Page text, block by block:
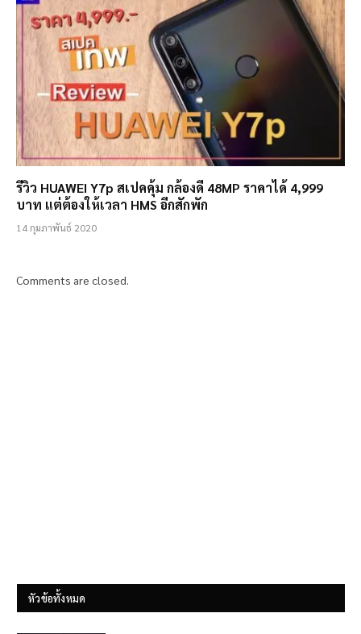
รีวิว HUAWEI Y7p สเปคคุ้ม กล้องดี 48MP ราคาได้ 4,999
บาท แต่ต้องให้เวลา HMS อีกสักพัก
14 กุมภาพันธ์ 2020
Comments are closed.
หัวข้อทั้งหมด